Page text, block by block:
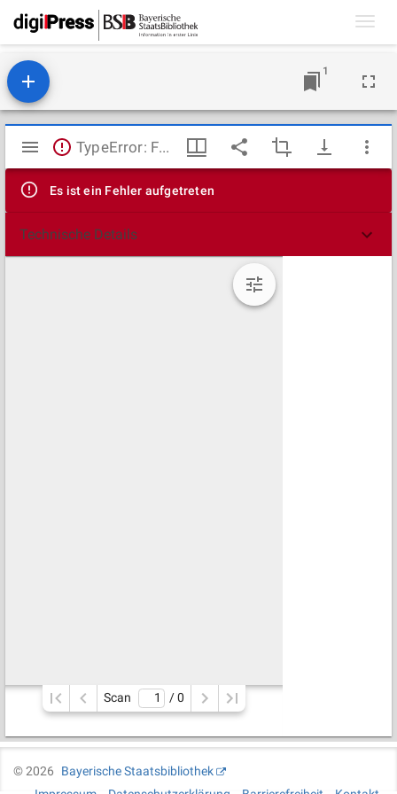
1
Mirador
Viewer
TypeError: Failed to fetch
Es ist ein Fehler aufgetreten
Technische Details
Scan / 0
©2026
Bayerische Staatsbibliothek